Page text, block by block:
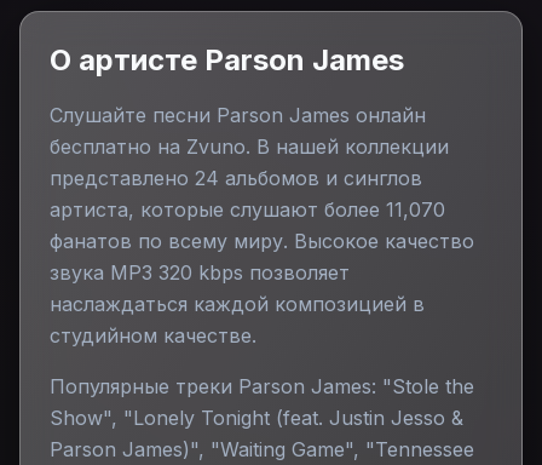
О артисте Parson James
Слушайте песни Parson James онлайн
бесплатно на Zvuno. В нашей коллекции
представлено 24 альбомов и синглов
артиста, которые слушают более 11,070
фанатов по всему миру. Высокое качество
звука MP3 320 kbps позволяет
наслаждаться каждой композицией в
студийном качестве.
Популярные треки Parson James: "Stole the
Show", "Lonely Tonight (feat. Justin Jesso &
Parson James)", "Waiting Game", "Tennessee